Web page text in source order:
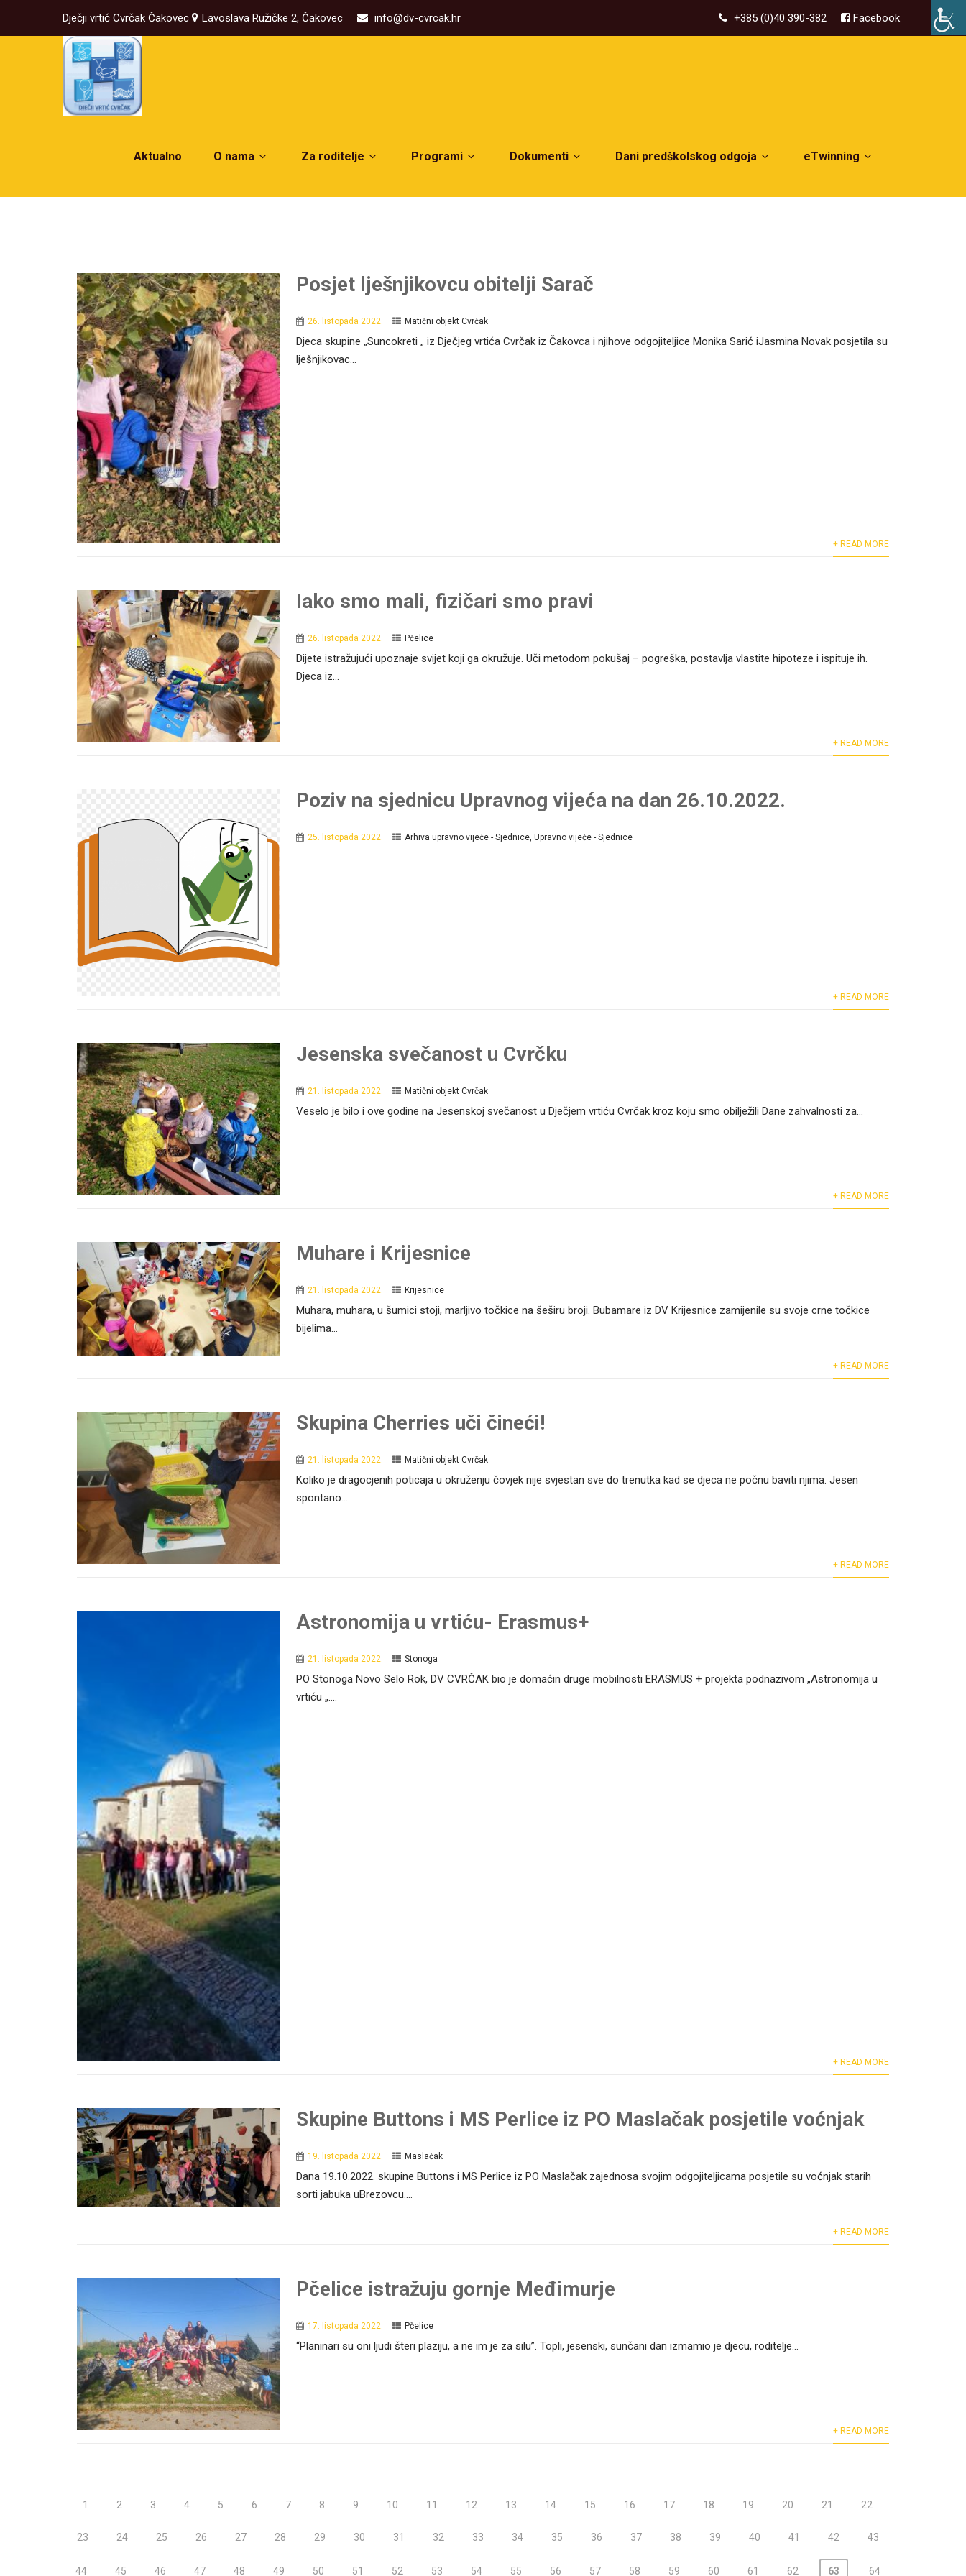
Dječji vrtić Cvrčak Čakovec Lavoslava Ružičke 2, Čakovec info@dv-cvrcak.hr +385 (0)40 390-382 Facebook
Aktualno O nama Za roditelje Programi Dokumenti Dani predškolskog odgoja eTwinning
Posjet lješnjikovcu obitelji Sarač
26. listopada 2022. Matični objekt Cvrčak
Djeca skupine „Suncokreti „ iz Dječjeg vrtića Cvrčak iz Čakovca i njihove odgojiteljice Monika Sarić iJasmina Novak posjetila su
lješnjikovac...
+ READ MORE
Iako smo mali, fizičari smo pravi
26. listopada 2022. Pčelice
Dijete istražujući upoznaje svijet koji ga okružuje. Uči metodom pokušaj – pogreška, postavlja vlastite hipoteze i ispituje ih.
Djeca iz...
+ READ MORE
Poziv na sjednicu Upravnog vijeća na dan 26.10.2022.
25. listopada 2022. Arhiva upravno vijeće - Sjednice, Upravno vijeće - Sjednice
+ READ MORE
Jesenska svečanost u Cvrčku
21. listopada 2022. Matični objekt Cvrčak
Veselo je bilo i ove godine na Jesenskoj svečanost u Dječjem vrtiću Cvrčak kroz koju smo obilježili Dane zahvalnosti za...
+ READ MORE
Muhare i Krijesnice
21. listopada 2022. Krijesnice
Muhara, muhara, u šumici stoji, marljivo točkice na šeširu broji. Bubamare iz DV Krijesnice zamijenile su svoje crne točkice
bijelima...
+ READ MORE
Skupina Cherries uči čineći!
21. listopada 2022. Matični objekt Cvrčak
Koliko je dragocjenih poticaja u okruženju čovjek nije svjestan sve do trenutka kad se djeca ne počnu baviti njima. Jesen
spontano...
+ READ MORE
Astronomija u vrtiću- Erasmus+
21. listopada 2022. Stonoga
PO Stonoga Novo Selo Rok, DV CVRČAK bio je domaćin druge mobilnosti ERASMUS + projekta podnazivom „Astronomija u
vrtiću „....
+ READ MORE
Skupine Buttons i MS Perlice iz PO Maslačak posjetile voćnjak
19. listopada 2022. Maslačak
Dana 19.10.2022. skupine Buttons i MS Perlice iz PO Maslačak zajednosa svojim odgojiteljicama posjetile su voćnjak starih
sorti jabuka uBrezovcu....
+ READ MORE
Pčelice istražuju gornje Međimurje
17. listopada 2022. Pčelice
“Planinari su oni ljudi šteri plaziju, a ne im je za silu”. Topli, jesenski, sunčani dan izmamio je djecu, roditelje...
+ READ MORE
1 2 3 4 5 6 7 8 9 10 11 12 13 14 15 16 17 18 19 20 21 22
23 24 25 26 27 28 29 30 31 32 33 34 35 36 37 38 39 40 41 42 43
44 45 46 47 48 49 50 51 52 53 54 55 56 57 58 59 60 61 62 63 64